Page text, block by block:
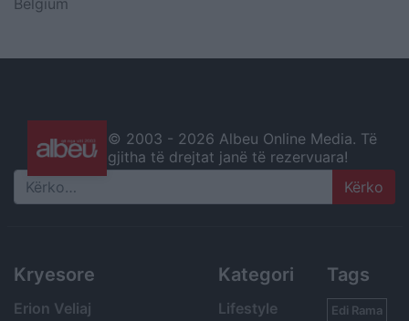
© 2003 - 2026 Albeu Online Media. Të
gjitha të drejtat janë të rezervuara!
Search
Kryesore
Erion Veliaj
Kategori
Lifestyle
Tags
Edi Rama